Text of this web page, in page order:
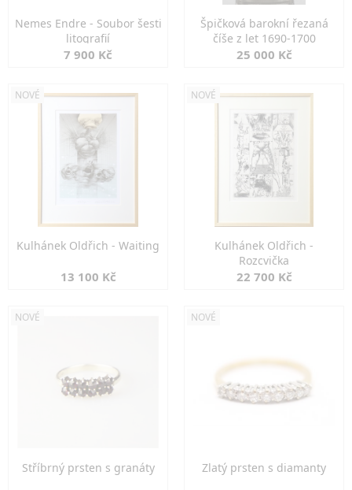
Nemes Endre - Soubor šesti
litografií
7 900 Kč
Špičková barokní řezaná
číše z let 1690-1700
25 000 Kč
NOVÉ
Kulhánek Oldřich - Waiting
13 100 Kč
NOVÉ
Kulhánek Oldřich -
Rozcvička
22 700 Kč
NOVÉ
Stříbrný prsten s granáty
NOVÉ
Zlatý prsten s diamanty